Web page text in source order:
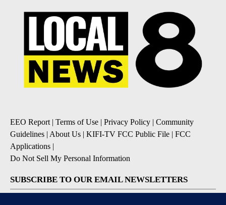
EEO Report| Terms of Use | Privacy Policy | Community
Guidelines | About Us | KIFI-TV FCC Public File | FCC
Applications |
Do Not Sell My Personal Information
SUBSCRIBE TO OUR EMAIL NEWSLETTERS